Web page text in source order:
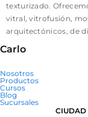
texturizado.
vitral, vitrofusión,
arquitectónicos, de
Carlo
Nosotros
Productos
Cursos
Blog
Sucursales
CIUDAD